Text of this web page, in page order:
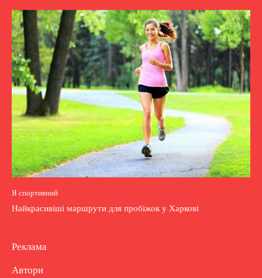
Я спортивний
Найкрасивіші маршрути для пробіжок у Харкові
Реклама
Автори